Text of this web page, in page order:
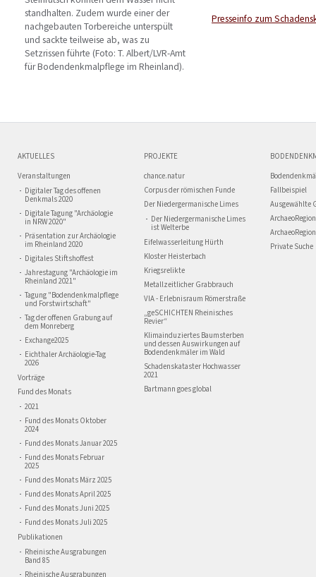
standhalten. Zudem wurde einer der
nachgebauten Torbereiche unterspült
und sackte teilweise ab, was zu
Setzrissen führte (Foto: T. Albert/LVR-Amt
für Bodendenkmalpflege im Rheinland).
Presseinfo zum
AKTUELLES
Veranstaltungen
Digitaler Tag des offenen
Denkmals 2020
Digitale Tagung "Archäologie
in NRW 2020"
Präsentation zur Archäologie
im Rheinland 2020
Digitales Stiftshoffest
Jahrestagung "Archäologie im
Rheinland 2021"
Tagung "Bodendenkmalpflege
und Forstwirtschaft"
Tag der offenen Grabung auf
dem Monreberg
Exchange2025
Eichthaler Archäologie-Tag
2026
Vorträge
Fund des Monats
2021
Fund des Monats Oktober
2024
Fund des Monats Januar 2025
Fund des Monats Februar
2025
Fund des Monats März 2025
Fund des Monats April 2025
Fund des Monats Juni 2025
Fund des Monats Juli 2025
Publikationen
Rheinische Ausgrabungen
Band 85
Rheinische Ausgrabungen
PROJEKTE
chance.natur
Corpus der römischen Funde
Der Niedergermanische Limes
Der Niedergermanische Limes
ist Welterbe
Eifelwasserleitung Hürth
Kloster Heisterbach
Kriegsrelikte
Metallzeitlicher Grabbrauch
VIA - Erlebnisraum Römerstraße
„geSCHICHTEN Rheinisches
Revier“
Klimainduziertes Baumsterben
und dessen Auswirkungen auf
Bodendenkmäler im Wald
Schadenskataster Hochwasser
2021
Bartmann goes global
Fallbeispiel
Ausgewählte
Private Suche